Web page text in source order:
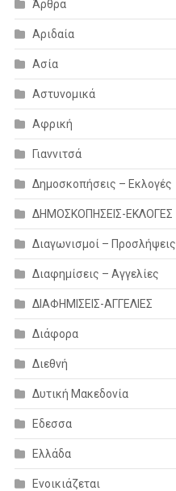
Άρθρα
Αριδαία
Ασία
Αστυνομικά
Αφρική
Γιαννιτσά
Δημοσκοπήσεις – Εκλογές
ΔΗΜΟΣΚΟΠΗΣΕΙΣ-ΕΚΛΟΓΕΣ
Διαγωνισμοί – Προσλήψεις
Διαφημίσεις – Αγγελίες
ΔΙΑΦΗΜΙΣΕΙΣ-ΑΓΓΕΛΙΕΣ
Διάφορα
Διεθνή
Δυτική Μακεδονία
Εδεσσα
Ελλάδα
Ενοικιάζεται